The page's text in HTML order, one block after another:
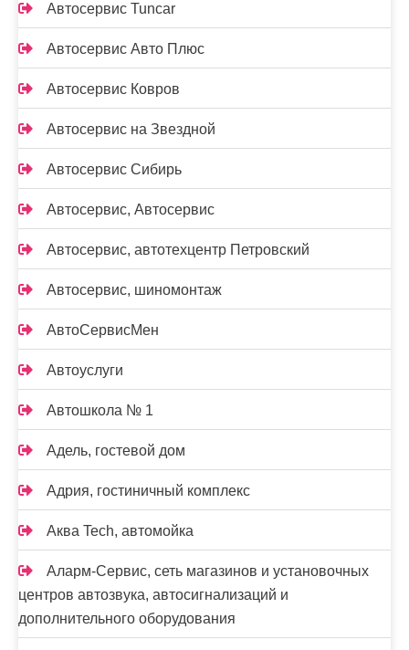
Автосервис Tuncar
Автосервис Авто Плюс
Автосервис Ковров
Автосервис на Звездной
Автосервис Сибирь
Автосервис, Автосервис
Автосервис, автотехцентр Петровский
Автосервис, шиномонтаж
АвтоСервисМен
Автоуслуги
Автошкола № 1
Адель, гостевой дом
Адрия, гостиничный комплекс
Аква Tech, автомойка
Аларм-Сервис, сеть магазинов и установочных
центров автозвука, автосигнализаций и
дополнительного оборудования